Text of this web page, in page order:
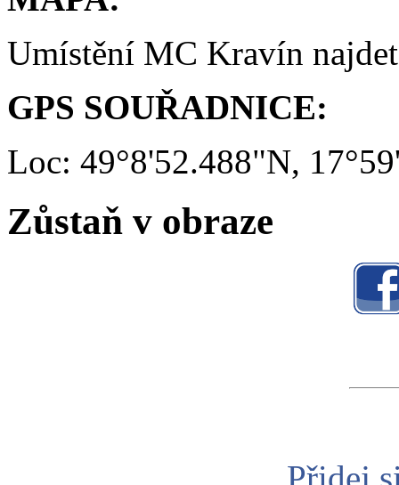
Umístění MC Kravín
GPS SOUŘADNICE:
Loc: 49°8'52.488"N,
Zůstaň v obraze